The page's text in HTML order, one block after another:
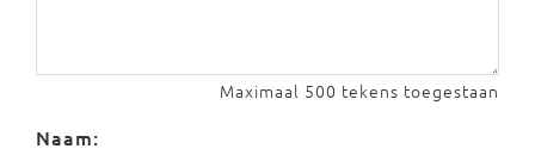
Maximaal 500 tekens toegestaan
Naam: